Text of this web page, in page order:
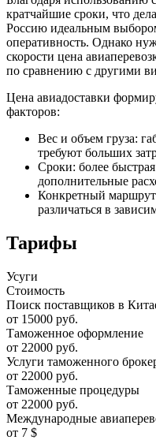
кратчайшие сроки, что
Россию идеальным
оперативность. Однако
скорости цена
по сравнению с другими
Цена авиадоставки
факторов:
Вес и объем груза:
требуют больших
Сроки: более
дополнительные
Конкретный
различаться в
Тарифы
Усуги
Стоимость
Поиск поставщиков в
от 15000 руб.
Таможенное оформление
от 22000 руб.
Услуги таможенного
от 22000 руб.
Таможенные процедуры
от 22000 руб.
Международные
от 7 $